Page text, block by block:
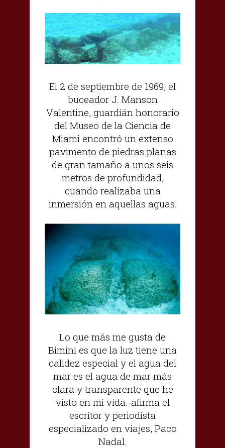
El 2 de septiembre de 1969, el
buceador J. Manson
Valentine, guardián honorario
del Museo de la Ciencia de
Miami encontró un extenso
pavimento de piedras planas
de gran tamaño a unos seis
metros de profundidad,
cuando realizaba una
inmersión en aquellas aguas.
Lo que más me gusta de
Bimini es que la luz tiene una
calidez especial y el agua del
mar es el agua de mar más
clara y transparente que he
visto en mi vida.-afirma el
escritor y periodista
especializado en viajes, Paco
Nadal.